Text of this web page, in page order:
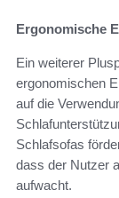
Ergonomische
Ein weiterer
ergonomischen
auf die
Schlafsofas
dass der Nutzer
aufwacht.